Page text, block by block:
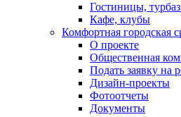
Гостиницы,
Кафе, клубы
Комфортная городская
О проекте
Общественная
Подать заявку на
Дизайн-проекты
Фотоотчеты
Документы